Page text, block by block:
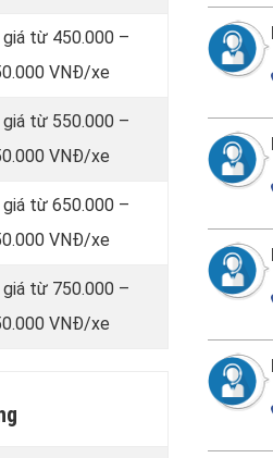
từ 450.000 –
VNĐ/xe
từ 550.000 –
VNĐ/xe
từ 650.000 –
VNĐ/xe
từ 750.000 –
VNĐ/xe